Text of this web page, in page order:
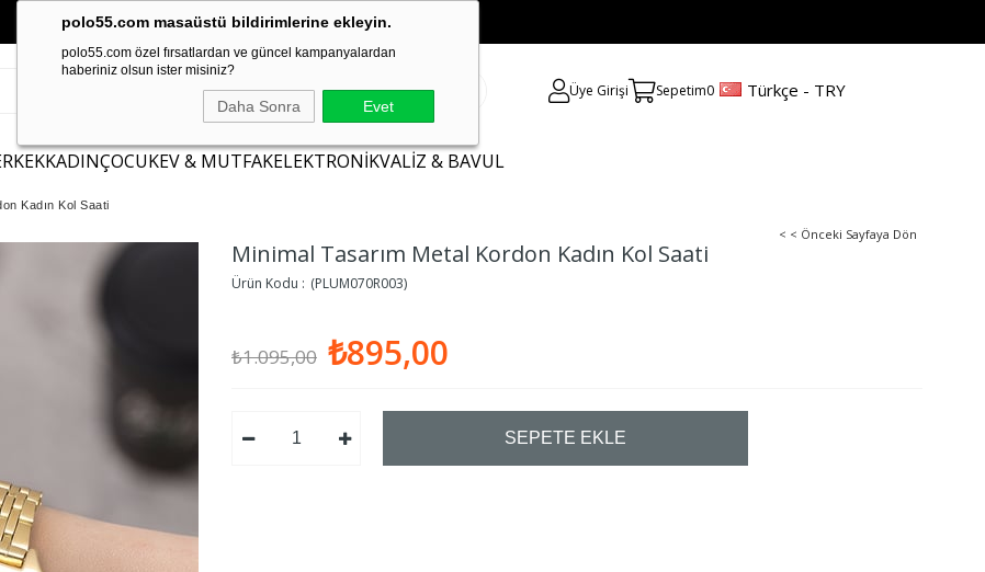
polo55.com masaüstü bildirimlerine ekleyin.
polo55.com özel fırsatlardan ve güncel kampanyalardan
haberiniz olsun ister misiniz?
Daha Sonra Evet
Üye Girişi Sepetim0 Türkçe - TRY
KADINÇOCUKEV & MUTFAKELEKTRONİKVALİZ & BAVUL
Kadın Kol Saati
< < Önceki Sayfaya Dön
Minimal Tasarım Metal Kordon Kadın Kol Saati
(PLUM070R003)
₺1.095,00 ₺895,00